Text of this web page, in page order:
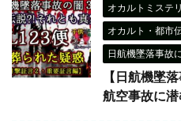
オカルトミステ
オカルト・都市
日航機墜落事故
【日航機墜
航空事故に潜